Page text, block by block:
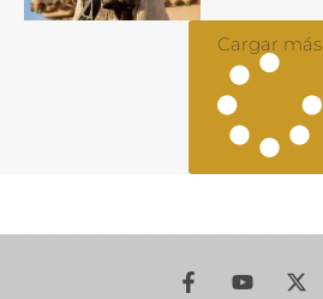
Cargar más